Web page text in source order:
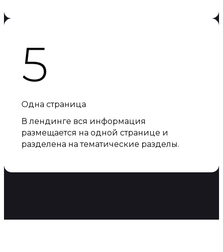
5
Одна страница
В лендинге вся информация
размещается на одной странице и
разделена на тематические разделы.